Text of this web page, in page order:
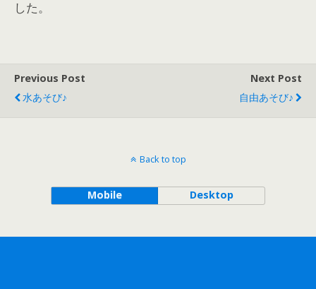
した。
Previous Post
水あそび♪
Next Post
自由あそび♪
Back to top
Mobile Desktop